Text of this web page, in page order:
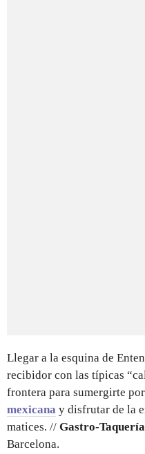
Llegar a la esquina de
recibidor con las típicas
frontera para sumergirte
mexicana y disfrutar de la
matices. // Gastro-
Barcelona.